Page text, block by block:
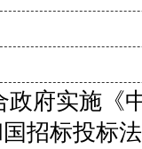
政府实施《
国招标投标